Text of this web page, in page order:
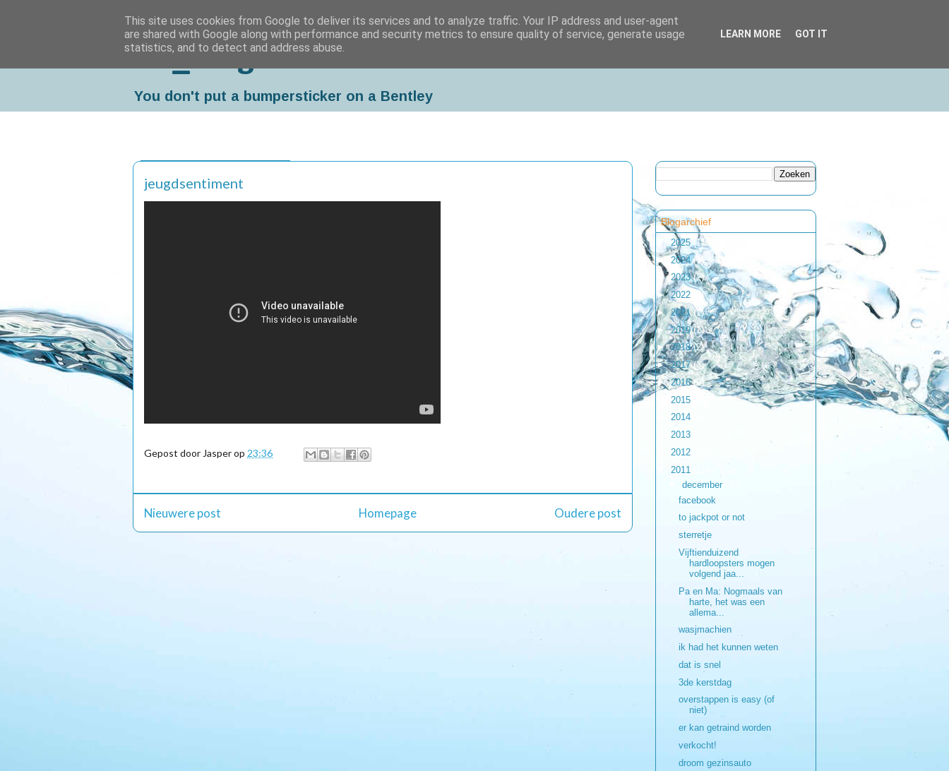
Da_Blog
You don't put a bumpersticker on a Bentley
jeugdsentiment
Gepost door Jasperop 23:36
Nieuwere post Oudere post
Homepage
Blogarchief
2025 (1)
► 2024(1)
►2023(2)
►2022
(1)
►2021(1)
►2019(1)
►2018(2)
►2017(3)
►2016(9)
2015
2014
2013
2012
2011
december
facebook
to jackpot or not
sterretje
Vijftienduizend
hardloopsters mogen
volgend jaa...
Pa en Ma: Nogmaals van
harte, het was een
allema...
wasjmachien
ik had het kunnen weten
dat is snel
3de kerstdag
overstappen is easy (of
niet)
er kan getraind worden
verkocht!
droom gezinsauto
This site uses cookies from Google to deliver its services and to analyze traffic. Your IP address and user-agent
are shared with Google along with performance and security metrics to ensure quality of service, generate usage
statistics, and to detect and address abuse.
LEARN MORE GOT IT